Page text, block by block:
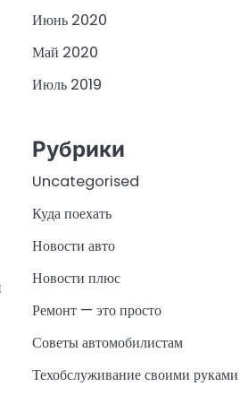
Июнь 2020
Май 2020
Июль 2019
Рубрики
Uncategorised
Куда поехать
Новости авто
Новости плюс
Ремонт — это просто
Советы автомобилистам
Техобслуживание своими руками